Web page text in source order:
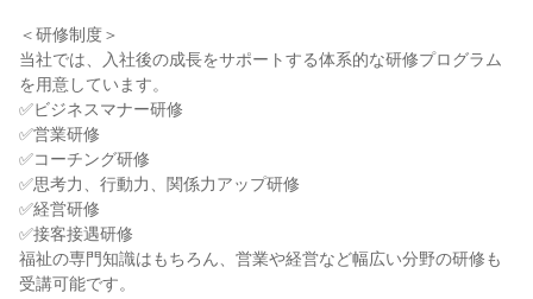
＜研修制度＞
当社では、入社後の成長をサポートする体系的な研修プログラム
を用意しています。
✅ビジネスマナー研修
✅営業研修
✅コーチング研修
✅思考力、行動力、関係力アップ研修
✅経営研修
✅接客接遇研修
福祉の専門知識はもちろん、営業や経営など幅広い分野の研修も
受講可能です。